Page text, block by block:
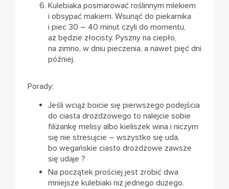
Kulebiaka posmarować roślinnym mlekiem
i obsypać makiem. Wsunąć do piekarnika
i piec 30 – 40 minut czyli do momentu,
aż będzie złocisty. Pyszny na ciepło,
na zimno, w dniu pieczenia, a nawet pięć dni
później.
Porady:
Jeśli wciąż boicie się pierwszego podejścia
do ciasta drożdżowego to nalejcie sobie
filiżankę melisy albo kieliszek wina i niczym
się nie stresujcie – wszystko się uda,
bo wegańskie ciasto drożdżowe zawsze
się udaje ?
Na początek prościej jest zrobić dwa
mniejsze kulebiaki niż jednego dużego.